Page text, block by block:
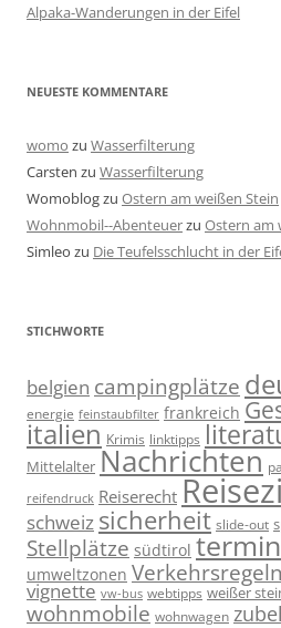
Alpaka-Wanderungen in der Eifel
NEUESTE KOMMENTARE
womo zu Wasserfilterung
Carsten zu Wasserfilterung
Womoblogzu Ostern am weißen Stein
Wohnmobil--Abenteuerzu Ostern am
Simleo zu Die Teufelsschlucht in der
STICHWORTE
belgien campingplätze
energie feinstaubfilter frankreich
italien Krimis linktipps
Mittelalter Nachrichten
reifendruck Reiserecht
schweiz sicherheit slide-out
Stellplätze südtirol
umweltzonen Verkehrsregeln
vignette vw-bus webtipps weißer
wohnmobile wohnwagen